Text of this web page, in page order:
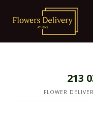
213
FLOWER